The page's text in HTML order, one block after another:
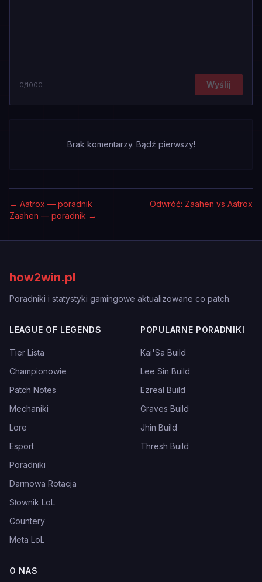
0/1000 Wyślij
Brak komentarzy. Bądź pierwszy!
← Aatrox — poradnik
Odwróć: Zaahen vs Aatrox
Zaahen — poradnik →
how2win.pl
Poradniki i statystyki gamingowe aktualizowane co patch.
LEAGUE OF LEGENDS
Tier Lista
Championowie
Patch Notes
Mechaniki
Lore
Esport
Poradniki
Darmowa Rotacja
Słownik LoL
Countery
Meta LoL
POPULARNE PORADNIKI
Kai'Sa Build
Lee Sin Build
Ezreal Build
Graves Build
Jhin Build
Thresh Build
O NAS